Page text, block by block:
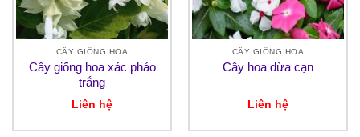
CÂY GIỐNG HOA
Cây giống hoa xác pháo
trắng
Liên hệ
CÂY GIỐNG HOA
Cây hoa dừa cạn
Liên hệ